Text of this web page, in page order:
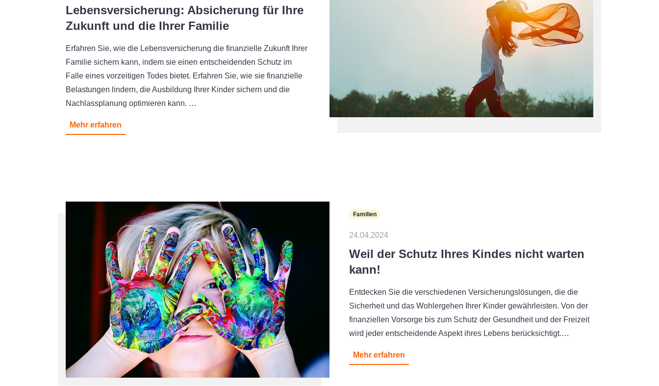
Lebensversicherung: Absicherung für Ihre
Zukunft und die Ihrer Familie
Erfahren Sie, wie die Lebensversicherung die finanzielle Zukunft Ihrer
Familie sichern kann, indem sie einen entscheidenden Schutz im
Falle eines vorzeitigen Todes bietet. Erfahren Sie, wie sie finanzielle
Belastungen lindern, die Ausbildung Ihrer Kinder sichern und die
Nachlassplanung optimieren kann. …
Mehr erfahren
Familien
24.04.2024
Weil der Schutz Ihres Kindes nicht warten
kann!
Entdecken Sie die verschiedenen Versicherungslösungen, die die
Sicherheit und das Wohlergehen Ihrer Kinder gewährleisten. Von der
finanziellen Vorsorge bis zum Schutz der Gesundheit und der Freizeit
wird jeder entscheidende Aspekt ihres Lebens berücksichtigt.…
Mehr erfahren